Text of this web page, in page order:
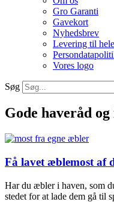
Gro Garanti
Gavekort
Nyhedsbrev
Levering til
Vores logo
Søg
Gode haveråd
Få lavet æblemost af
Har du æbler i haven, som
stedet for at lade dem gå til